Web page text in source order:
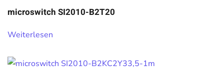
microswitch SI2010-B2T20
Weiterlesen